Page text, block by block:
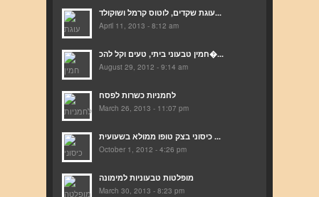
עוגת שקדים, לוטוס קרמל ושוקולד...
April 11, 2013 - 8:12 am
חמין טבעוני ביתי, טעים וקל להכ�...
August 29, 2012 - 9:14 am
לחמניות כשרות לפסח
March 26, 2013 - 11:07 pm
כיסוני בצק טופו ממולא בשעועית ...
October 1, 2012 - 4:26 pm
מופלטות טבעוניות למימונה
March 30, 2013 - 8:23 pm